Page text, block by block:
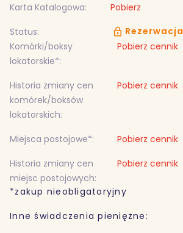
Karta Katalogowa:
Pobierz
Status:
Rezerwacja
Komórki/boksy
lokatorskie*:
Pobierz cennik
Historia zmiany cen
komórek/boksów
lokatorskich:
Pobierz cennik
Miejsca postojowe*:
Pobierz cennik
Historia zmiany cen
miejsc postojowych:
Pobierz cennik
*zakup nieobligatoryjny
Inne świadczenia pieniężne: